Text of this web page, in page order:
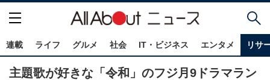
連載 ライフ グルメ 社会 IT・ビジネス エンタメ リサ
主題歌が好きな「令和」のフジ月9ドラマラン